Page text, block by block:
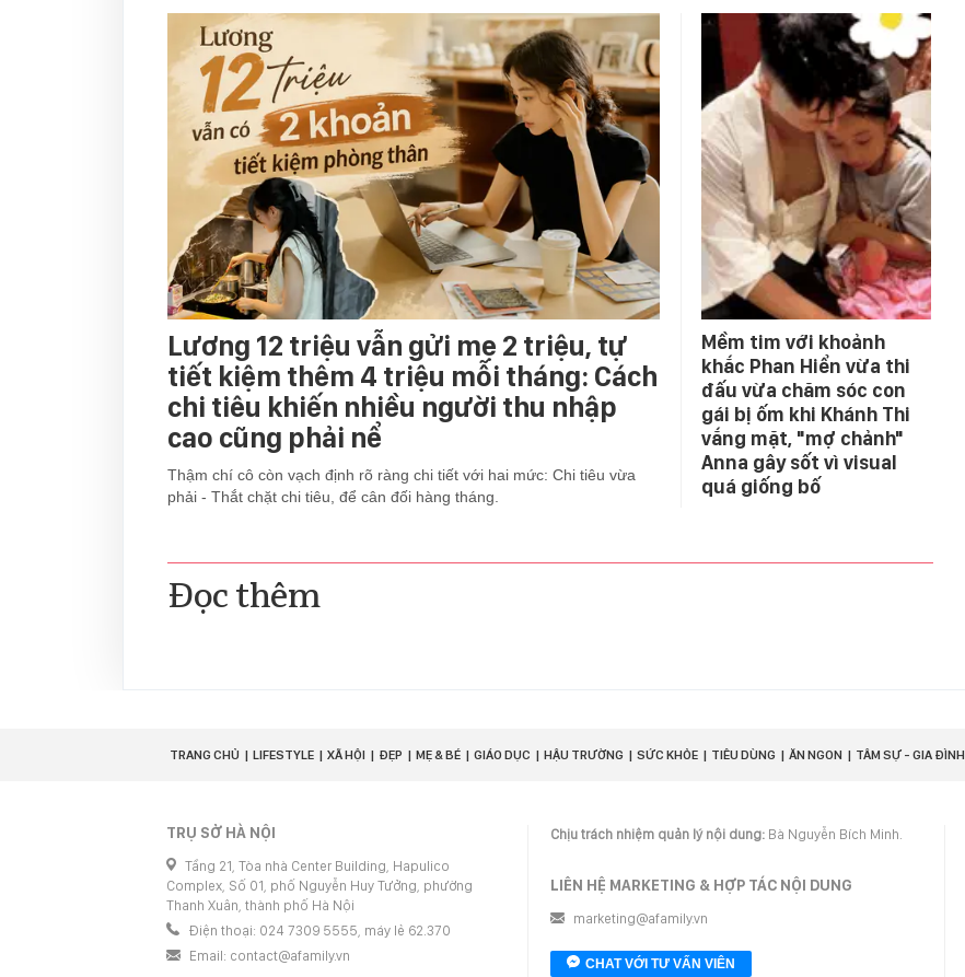
Lương 12 triệu vẫn gửi mẹ 2 triệu, tự
tiết kiệm thêm 4 triệu mỗi tháng: Cách
chi tiêu khiến nhiều người thu nhập
cao cũng phải nể
Thậm chí cô còn vạch định rõ ràng chi tiết với hai mức: Chi tiêu vừa
phải - Thắt chặt chi tiêu, để cân đối hàng tháng.
Mềm tim với khoảnh
khắc Phan Hiển vừa thi
đấu vừa chăm sóc con
gái bị ốm khi Khánh Thi
vắng mặt, "mợ chảnh"
Anna gây sốt vì visual
quá giống bố
Đọc thêm
TRANG CHỦ LIFESTYLE XÃ HỘI ĐẸP MẸ & BÉ GIÁO DỤC HẬU TRƯỜNG SỨC KHỎE TIÊU DÙNG ĂN NGON TÂM SỰ - GIA ĐÌNH
TRỤ SỞ HÀ NỘI
Tầng 21, Tòa nhà Center Building, Hapulico
Complex, Số 01, phố Nguyễn Huy Tưởng, phường
Thanh Xuân, thành phố Hà Nội
Điện thoại: 024 7309 5555, máy lẻ 62.370
Email: contact@afamily.vn
Chịu trách nhiệm quản lý nội dung: Bà Nguyễn Bích Minh.
LIÊN HỆ MARKETING & HỢP TÁC NỘI DUNG
marketing@afamily.vn
CHAT VỚI TƯ VẤN VIÊN